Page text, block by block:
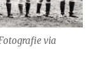
via